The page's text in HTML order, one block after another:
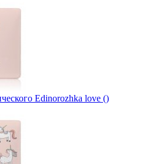
Edinorozhka love ()